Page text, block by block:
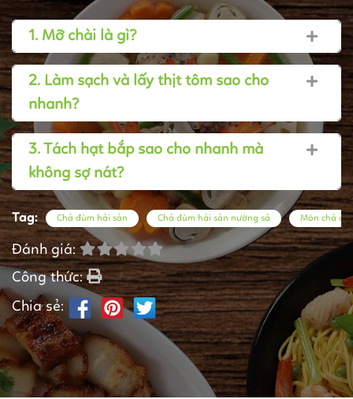
1. Mỡ chài là gì?
2. Làm sạch và lấy thịt tôm sao cho
nhanh?
3. Tách hạt bắp sao cho nhanh mà
không sợ nát?
Tag: Chả đùm hải sản Chả đùm hải sản nướng sả Món chả
Đánh giá:
Công thức:
Chia sẻ: